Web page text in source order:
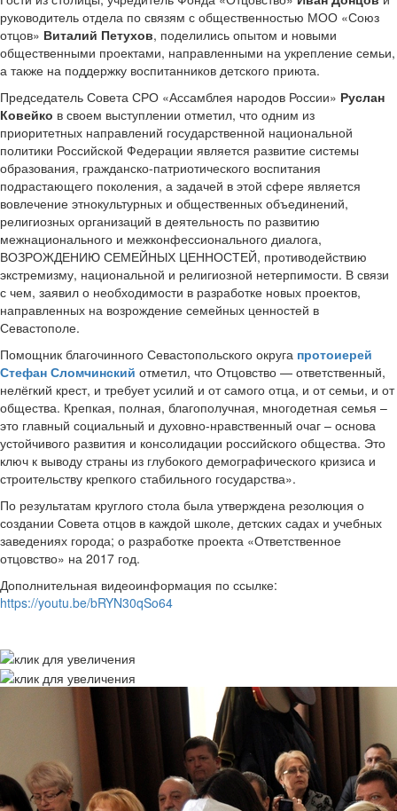
руководитель отдела по связям с общественностью МОО «Союз
отцов» Виталий Петухов, поделились опытом и новыми
общественными проектами, направленными на укрепление семьи,
а также на поддержку воспитанников детского приюта.
Председатель Совета СРО «Ассамблея народов России» Руслан
Ковейко в своем выступлении отметил, что одним из
приоритетных направлений государственной национальной
политики Российской Федерации является развитие системы
образования, гражданско-патриотического воспитания
подрастающего поколения, а задачей в этой сфере является
вовлечение этнокультурных и общественных объединений,
религиозных организаций в деятельность по развитию
межнационального и межконфессионального диалога,
ВОЗРОЖДЕНИЮ СЕМЕЙНЫХ ЦЕННОСТЕЙ, противодействию
экстремизму, национальной и религиозной нетерпимости. В связи
с чем, заявил о необходимости в разработке новых проектов,
направленных на возрождение семейных ценностей в
Севастополе.
Помощник благочинного Севастопольского округа протоиерей
Стефан Сломчинский отметил, что Отцовство — ответственный,
нелёгкий крест, и требует усилий и от самого отца, и от семьи, и от
общества. Крепкая, полная, благополучная, многодетная семья –
это главный социальный и духовно-нравственный очаг – основа
устойчивого развития и консолидации российского общества. Это
ключ к выводу страны из глубокого демографического кризиса и
строительству крепкого стабильного государства».
По результатам круглого стола была утверждена резолюция о
создании Совета отцов в каждой школе, детских садах и учебных
заведениях города; о разработке проекта «Ответственное
отцовство» на 2017 год.
Дополнительная видеоинформация по ссылке:
https://youtu.be/bRYN30qSo64